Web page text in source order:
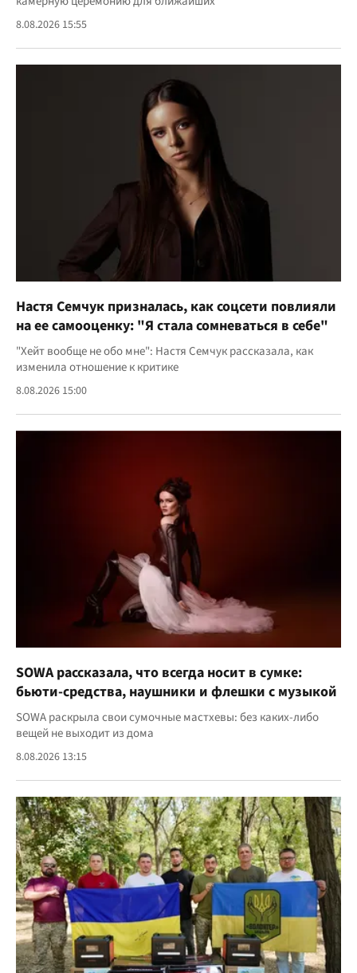
8.08.2026 15:55
Настя Семчук призналась, как соцсети повлияли
на ее самооценку: "Я стала сомневаться в себе"
"Хейт вообще не обо мне": Настя Семчук рассказала, как
изменила отношение к критике
8.08.2026 15:00
SOWA рассказала, что всегда носит в сумке:
бьюти-средства, наушники и флешки с музыкой
SOWA раскрыла свои сумочные мастхевы: без каких-либо
вещей не выходит из дома
8.08.2026 13:15